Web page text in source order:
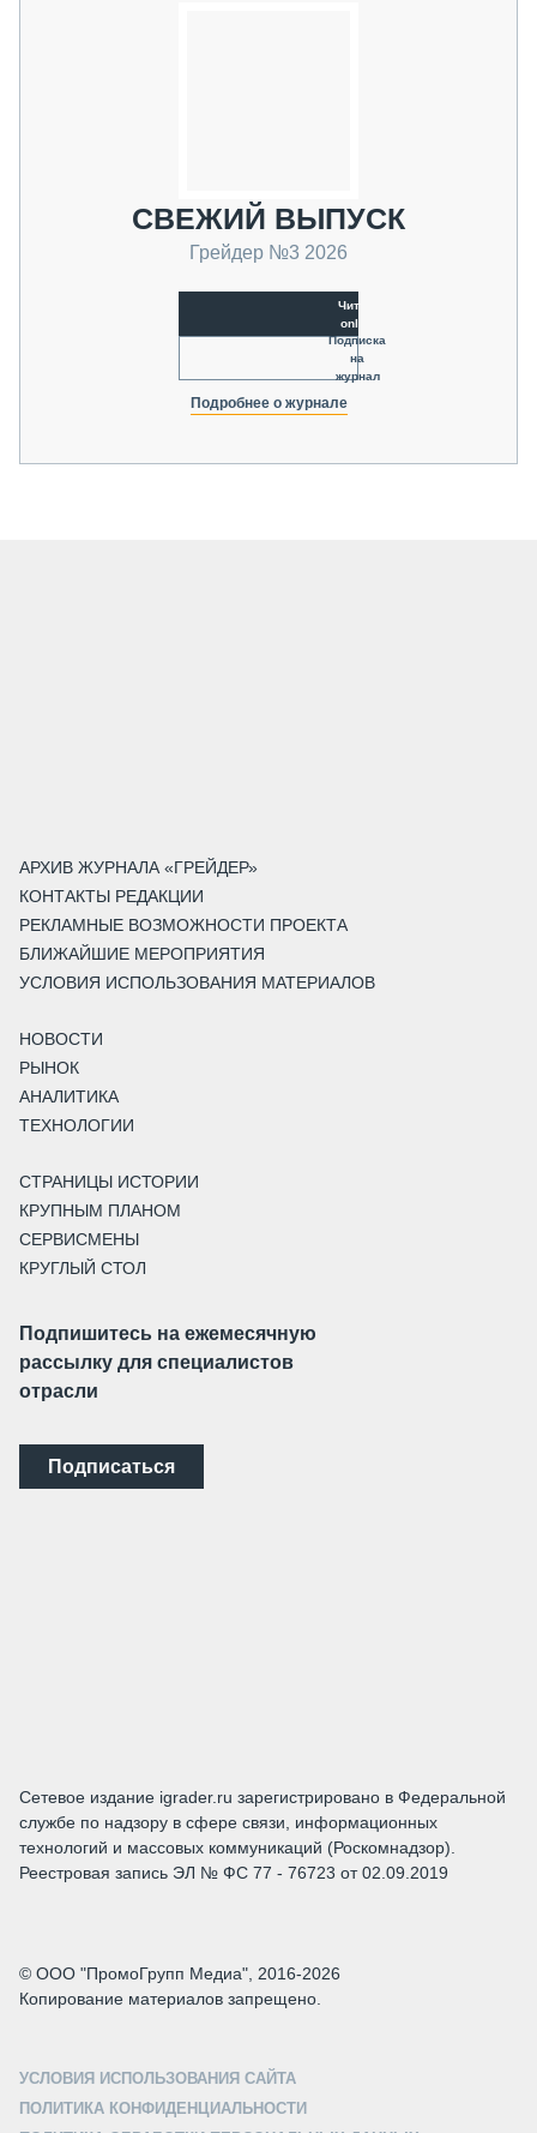
СВЕЖИЙ ВЫПУСК
Грейдер №3 2026
Читать
online
Подписка
на
журнал
Подробнее о журнале
АРХИВ ЖУРНАЛА «ГРЕЙДЕР»
КОНТАКТЫ РЕДАКЦИИ
РЕКЛАМНЫЕ ВОЗМОЖНОСТИ ПРОЕКТА
БЛИЖАЙШИЕ МЕРОПРИЯТИЯ
УСЛОВИЯ ИСПОЛЬЗОВАНИЯ МАТЕРИАЛОВ
НОВОСТИ
РЫНОК
АНАЛИТИКА
ТЕХНОЛОГИИ
СТРАНИЦЫ ИСТОРИИ
КРУПНЫМ ПЛАНОМ
СЕРВИСМЕНЫ
КРУГЛЫЙ СТОЛ
Подпишитесь на ежемесячную
рассылку для специалистов
отрасли
Подписаться
Сетевое издание igrader.ru зарегистрировано в Федеральной
службе по надзору в сфере связи, информационных
технологий и массовых коммуникаций (Роскомнадзор).
Реестровая запись ЭЛ № ФС 77 - 76723 от 02.09.2019
© ООО "ПромоГрупп Медиа", 2016-2026
Копирование материалов запрещено.
УСЛОВИЯ ИСПОЛЬЗОВАНИЯ САЙТА
ПОЛИТИКА КОНФИДЕНЦИАЛЬНОСТИ